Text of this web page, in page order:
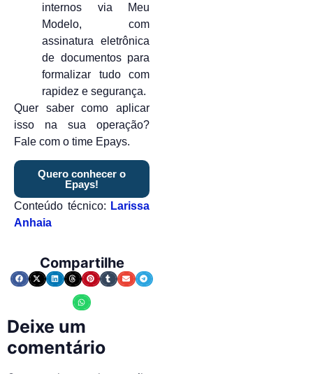
internos via Meu
Modelo, com
assinatura eletrônica
de documentos para
formalizar tudo com
rapidez e segurança.
Quer saber como aplicar
isso na sua operação?
Fale com o time Epays.
Quero conhecer o
Epays!
Conteúdo técnico: Larissa
Anhaia
Compartilhe
Deixe um
comentário